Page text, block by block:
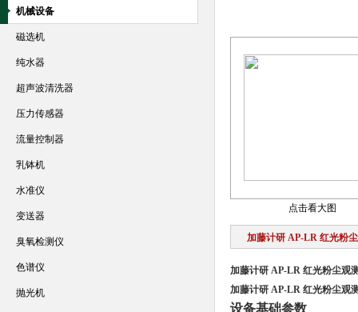
点击看大图
加藤计研 AP-LR 红光粉
加藤计研 AP-LR 红光粉尘观
加藤计研 AP-LR 红光粉尘观
设备基础参数
机械设备
磁选机
纯水器
超声波清洗器
压力传感器
流量控制器
乳钵机
水准仪
变送器
臭氧检测仪
色谱仪
抛光机